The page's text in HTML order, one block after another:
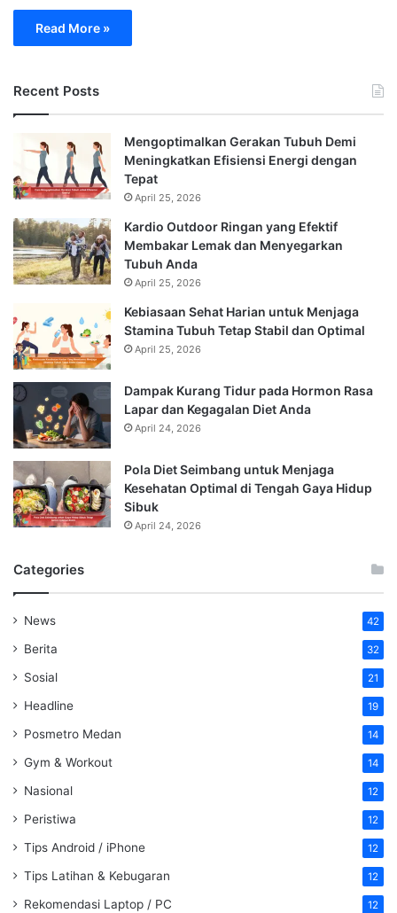
Read More »
Recent Posts
Mengoptimalkan Gerakan Tubuh Demi
Meningkatkan Efisiensi Energi dengan
Tepat
April 25, 2026
Kardio Outdoor Ringan yang Efektif
Membakar Lemak dan Menyegarkan
Tubuh Anda
April 25, 2026
Kebiasaan Sehat Harian untuk Menjaga
Stamina Tubuh Tetap Stabil dan Optimal
April 25, 2026
Dampak Kurang Tidur pada Hormon Rasa
Lapar dan Kegagalan Diet Anda
April 24, 2026
Pola Diet Seimbang untuk Menjaga
Kesehatan Optimal di Tengah Gaya Hidup
Sibuk
April 24, 2026
Categories
News 42
Berita 32
Sosial 21
Headline 19
Posmetro Medan 14
Gym & Workout 14
Nasional 12
Peristiwa 12
Tips Android / iPhone 12
Tips Latihan & Kebugaran 12
Rekomendasi Laptop / PC 12